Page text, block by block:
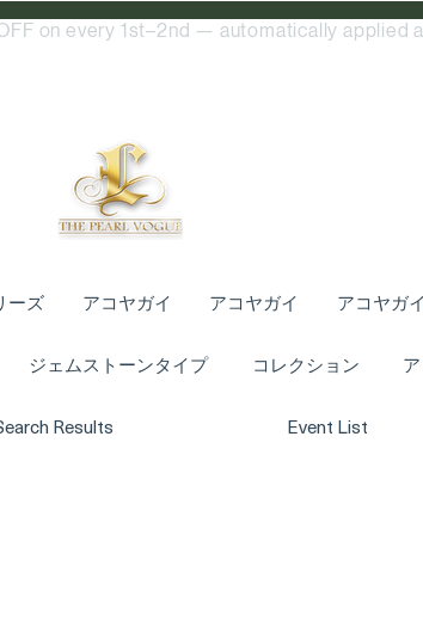
on every 1st–2nd — automatically applied
ーズ アコヤガイ アコヤガイ アコヤガイ
ジェムストーンタイプ コレクション
Results Event List